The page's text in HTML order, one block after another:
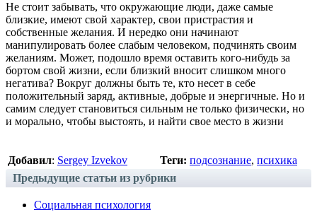
Не стоит забывать, что окружающие люди, даже самые
близкие, имеют свой характер, свои пристрастия и
собственные желания. И нередко они начинают
манипулировать более слабым человеком, подчинять своим
желаниям. Может, подошло время оставить кого-нибудь за
бортом свой жизни, если близкий вносит слишком много
негатива? Вокруг должны быть те, кто несет в себе
положительный заряд, активные, добрые и энергичные. Но и
самим следует становиться сильным не только физически, но
и морально, чтобы выстоять, и найти свое место в жизни
Добавил: Sergey Izvekov Теги: подсознание, психика
Предыдущие статьи из рубрики
Социальная психология